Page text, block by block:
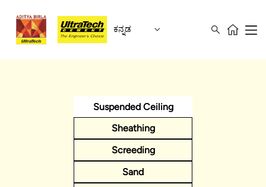
ಕನ್ನಡ
Suspended Ceiling
Sheathing
Screeding
Sand